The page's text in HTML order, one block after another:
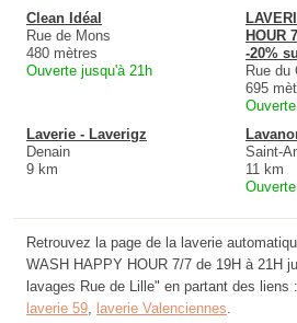
Clean Idéal
Rue de Mons
480 mètres
Ouverte jusqu'à 21h
HOUR
-20%
Rue du
695
Laverie - Laverigz
Denain
9 km
Saint-
11 km
Retrouvez la page de la laverie
WASH HAPPY HOUR 7/7 de 19H à 21H
lavages Rue de Lille" en partant des liens :
laverie 59, laverie Valenciennes.